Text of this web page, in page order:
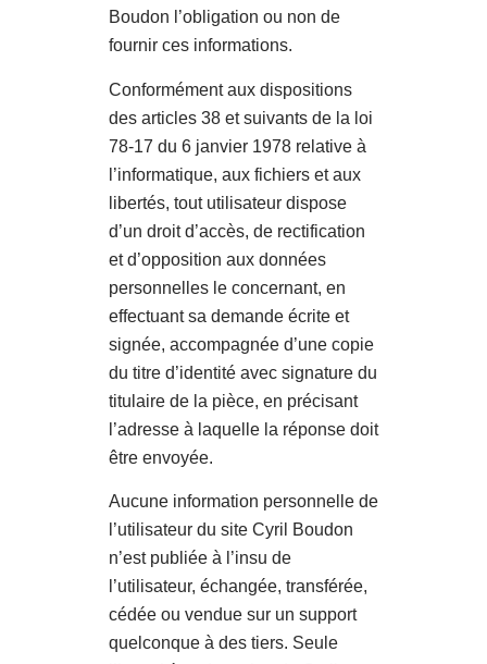
Boudon l’obligation ou non de
fournir ces informations.
Conformément aux dispositions
des articles 38 et suivants de la loi
78-17 du 6 janvier 1978 relative à
l’informatique, aux fichiers et aux
libertés, tout utilisateur dispose
d’un droit d’accès, de rectification
et d’opposition aux données
personnelles le concernant, en
effectuant sa demande écrite et
signée, accompagnée d’une copie
du titre d’identité avec signature du
titulaire de la pièce, en précisant
l’adresse à laquelle la réponse doit
être envoyée.
Aucune information personnelle de
l’utilisateur du site Cyril Boudon
n’est publiée à l’insu de
l’utilisateur, échangée, transférée,
cédée ou vendue sur un support
quelconque à des tiers. Seule